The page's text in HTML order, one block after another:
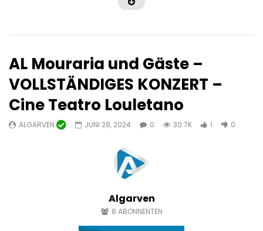
Später ansehen
OKTOBER 18, 2024
04:22
AL Mouraria und Gäste –
VOLLSTÄNDIGES KONZERT –
Cine Teatro Louletano
ALGARVEN JUNI 28, 2024 0 30.7K 1 0
Algarven
8 ABONNENTEN